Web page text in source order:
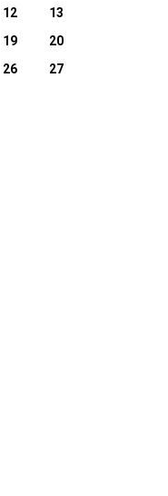
12
13
19
20
26
27